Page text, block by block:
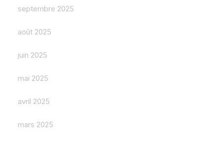
septembre 2025
août 2025
juin 2025
mai 2025
avril 2025
mars 2025